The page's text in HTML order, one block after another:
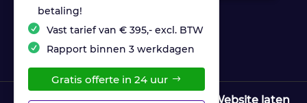
betaling!
Vast tarief van € 395,- excl. BTW
Rapport binnen 3 werkdagen
Gratis offerte in 24 uur
© Copyright Ultrices Lekdetectie | Website laten